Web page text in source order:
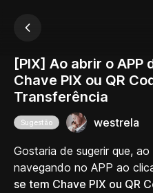
[PIX] Ao abrir o
Chave PIX ou QR
Transferência
Sugestão westrela
Gostaria de sugerir que,
navegando no APP ao
se tem Chave PIX ou QR